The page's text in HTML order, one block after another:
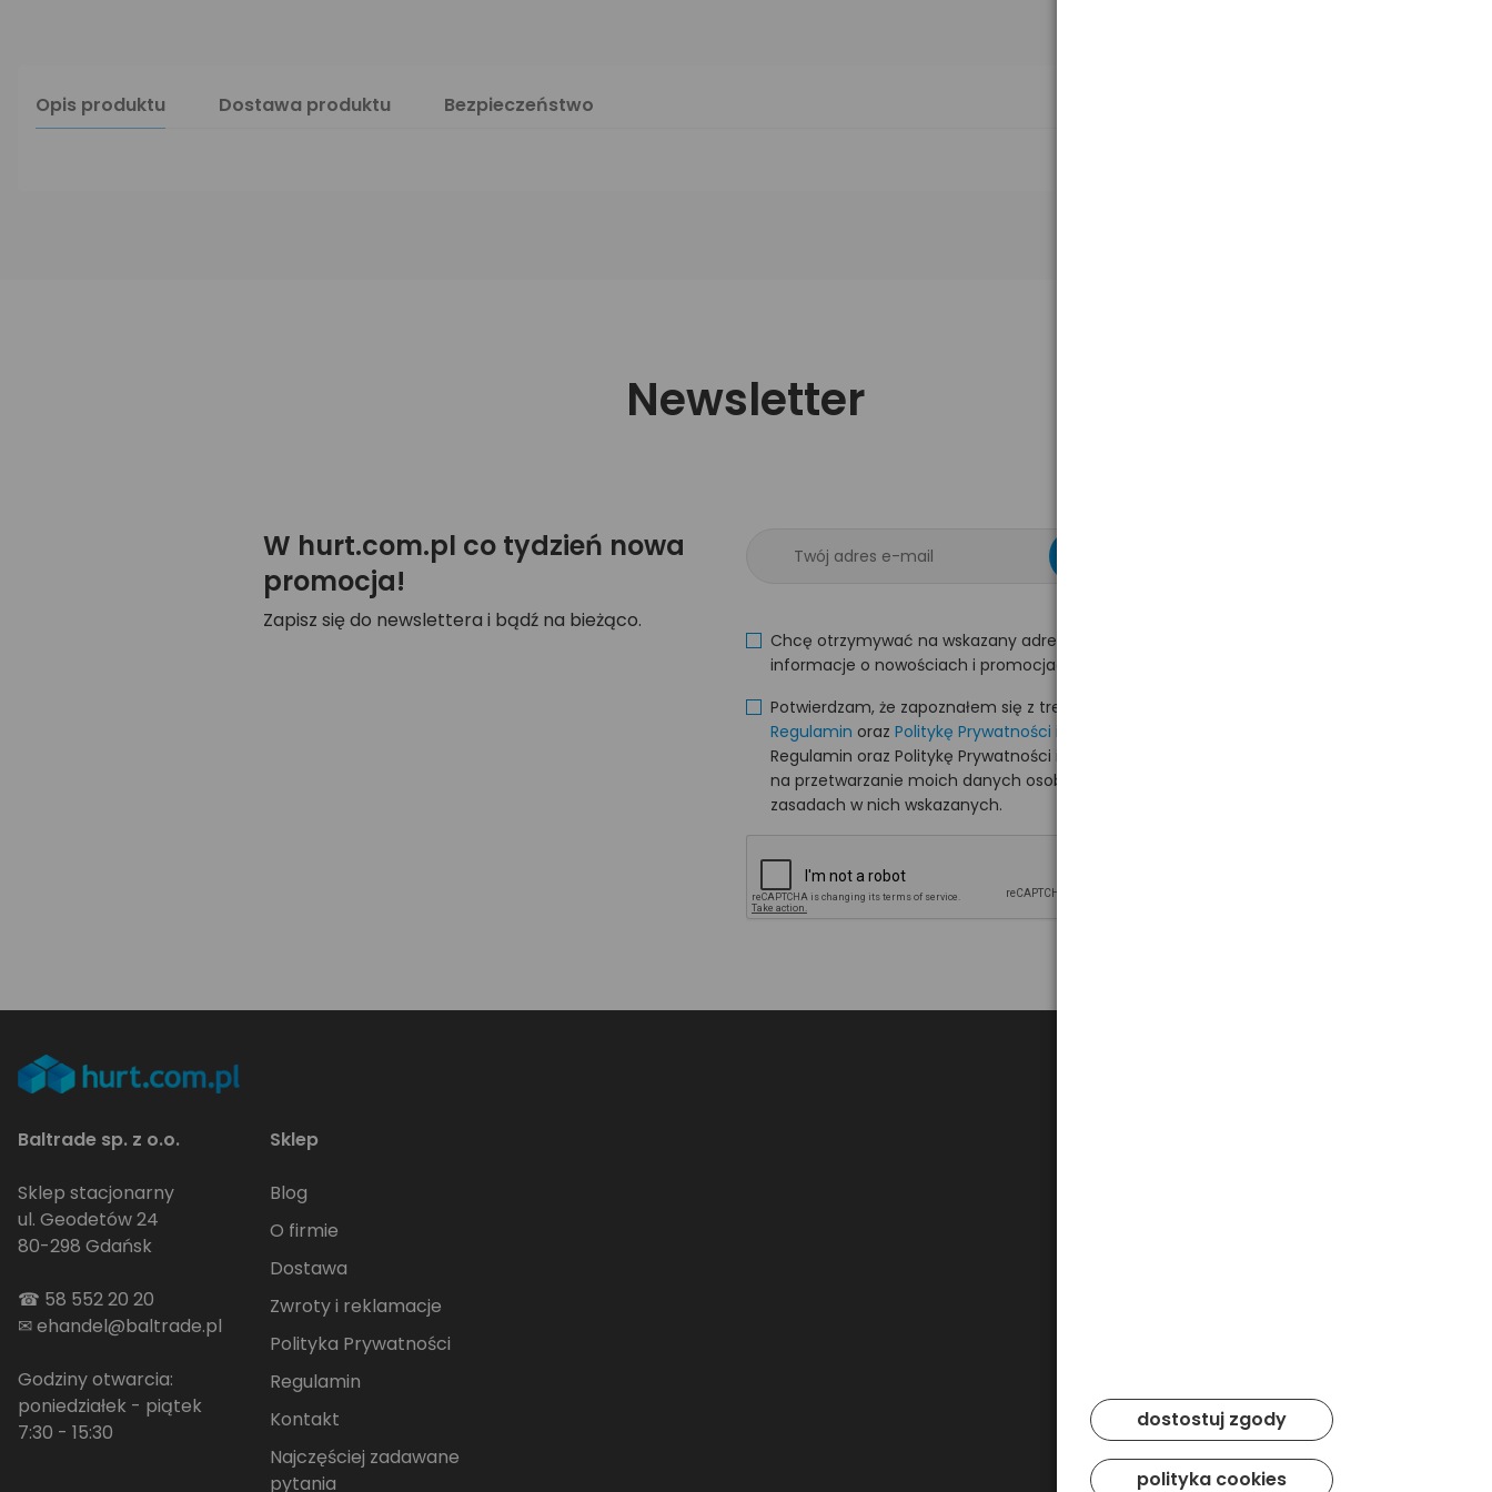
Opis produktu Dostawa produktu Bezpieczeństwo
Newsletter
W hurt.com.pl co tydzień nowa
promocja!
Zapisz się do newslettera i bądź na bieżąco.
Chcę otrzymywać na wskazany adres e-mail
informacje o nowościach i promocjach na hurt.com.pl.
Potwierdzam, że zapoznałem się z treścią i akceptuję
Regulamin oraz Politykę Prywatności
Regulamin oraz Politykę Prywatności i wyrażam zgodę
na przetwarzanie moich danych osobowych na
zasadach w nich wskazanych.
Baltrade sp. z o.o.
Sklep stacjonarny
ul. Geodetów 24
80-298 Gdańsk
☎ 58 552 20 20
✉ehandel@baltrade.pl
Godziny otwarcia:
poniedziałek - piątek
7:30 - 15:30
Sklep
Blog
O firmie
Dostawa
Zwroty i reklamacje
Polityka Prywatności
Regulamin
Kontakt
Najczęściej zadawane
pytania
dostostuj zgody
polityka cookies